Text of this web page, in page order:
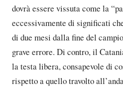
dovrà essere vissuta come la
eccessivamente di significati
di due mesi dalla fine del
grave errore. Di contro, il
la testa libera, consapevole di
rispetto a quello travolto